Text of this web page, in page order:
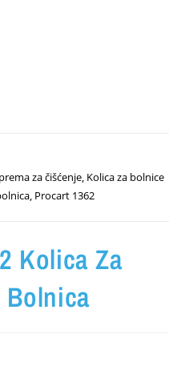
za čišćenje, Kolica za bolnice
, Procart 1362
Kolica Za